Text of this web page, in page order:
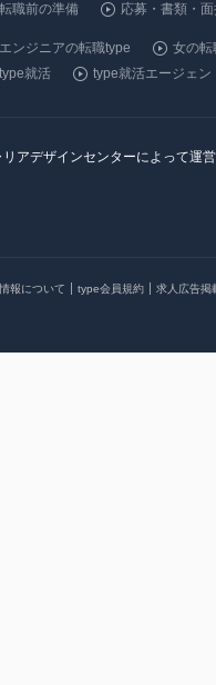
転職前の準備 応募・書類・
エンジニアの転職type 女の転
type就活
type就活エージェン
アデザインセンターによって運営
報について type会員規約 求人広告掲